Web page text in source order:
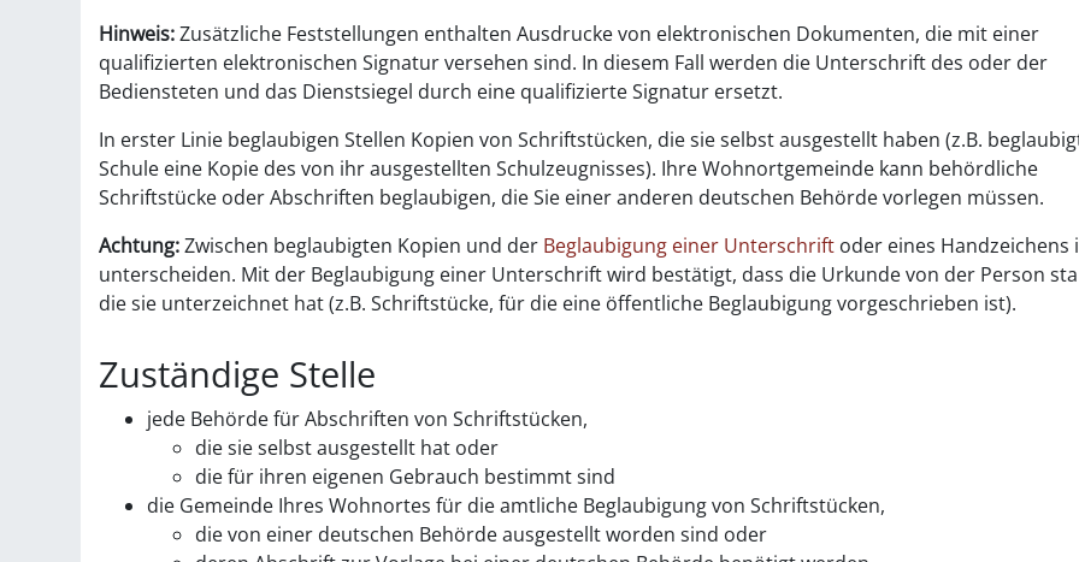
Hinweis:Zusätzliche Feststellungen enthalten Ausdrucke von elektronischen Dokumenten, die mit einer
qualifizierten elektronischen Signatur versehen sind. In diesem Fall werden die Unterschrift des oder der
Bediensteten und das Dienstsiegel durch eine qualifizierte Signatur ersetzt.
In erster Linie beglaubigen Stellen Kopien von Schriftstücken, die sie selbst ausgestellt haben(z.B.
Schule eine Kopie des von ihr ausgestellten Schulzeugnisses). Ihre Wohnortgemeinde kann behördliche
Schriftstücke oder Abschriften beglaubigen, die Sie einer anderen deutschen Behörde vorlegen müssen.
Achtung:Zwischen beglaubigten Kopien und der Beglaubigung einer Unterschrift oder eines Handzeichens
unterscheiden. Mit der Beglaubigung einer Unterschrift wird bestätigt, dass die Urkunde von der Person
die sie unterzeichnet hat (z.B. Schriftstücke, für die eine öffentliche Beglaubigung vorgeschrieben ist).
Zuständige Stelle
jede Behörde für Abschriften von Schriftstücken,
die sie selbst ausgestellt hat oder
die für ihren eigenen Gebrauch bestimmt sind
die Gemeinde Ihres Wohnortes für die amtliche Beglaubigung von Schriftstücken,
die von einer deutschen Behörde ausgestellt worden sind oder